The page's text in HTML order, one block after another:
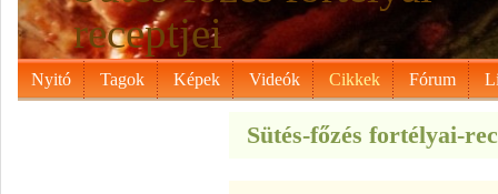
receptjei
Nyitó Tagok Képek Videók Cikkek Fórum
Sütés-főzés fortélyai-